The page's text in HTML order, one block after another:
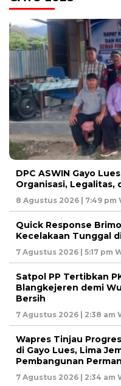
DPC ASWIN Gayo
Organisasi, Legalitas,
8 Agustus 2026 | 7:49 pm
Quick Response
Kecelakaan Tunggal
7 Agustus 2026 | 5:17 pm
Satpol PP Tertibkan
Blangkejeren demi
Bersih
7 Agustus 2026 | 2:38 am
Wapres Tinjau
di Gayo Lues, Lima
Pembangunan
7 Agustus 2026 | 2:34 am